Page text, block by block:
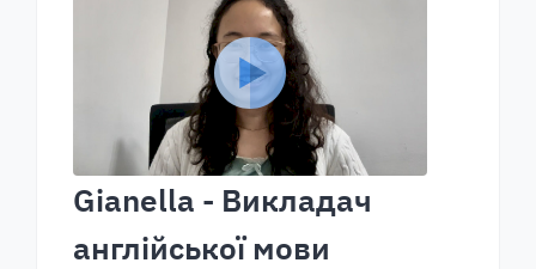
Gianella - Викладач
англійської мови